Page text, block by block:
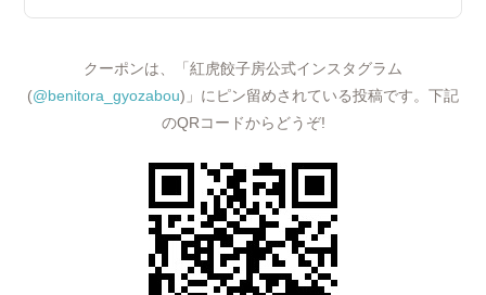
クーポンは、「紅虎餃子房公式インスタグラム
(@benitora_gyozabou)」にピン留めされている投稿です。下記
のQRコードからどうぞ!